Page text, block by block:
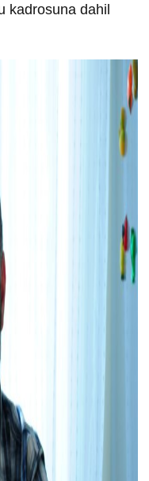
kadrosuna dahil